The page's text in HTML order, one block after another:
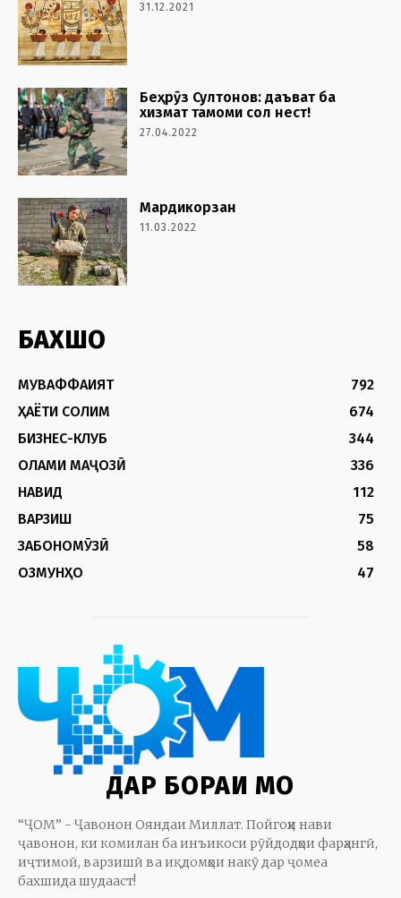
31.12.2021
Беҳрӯз Султонов: даъват ба
хизмат тамоми сол нест!
27.04.2022
Мардикорзан
11.03.2022
БАХШҲО
МУВАФФАҚИЯТ
792
ҲАЁТИ СОЛИМ
674
БИЗНЕС-КЛУБ
344
ОЛАМИ МАҶОЗӢ
336
НАВИД
112
ВАРЗИШ
75
ЗАБОНОМӮЗӢ
58
ОЗМУНҲО
47
ДАР БОРАИ МО
“ҶОМ” - Ҷавонон Ояндаи Миллат. Пойгоҳи нави
ҷавонон, ки комилан ба инъикоси рӯйдодҳои фарҳангӣ,
иҷтимоӣ, варзишӣ ва иқдомҳои накӯ дар ҷомеа
бахшида шудааст!